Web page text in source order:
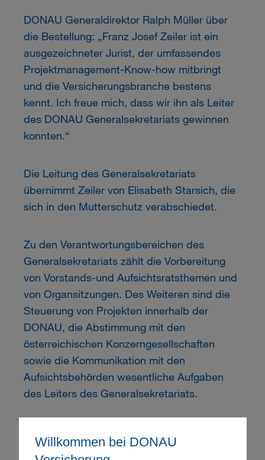
Willkommen bei DONAU
DONAU Generaldirektor Ralph Müller über
die Bestellung: „Franz Josef Zeiler ist ein
ausgezeichneter Jurist, der umfassendes
Projektmanagement-Know-how mitbringt
und die Versicherungsbranche bestens
kennt. Ich freue mich, dass wir ihn als Leiter
des DONAU Generalsekretariats gewinnen
konnten.“
Die Leitung des Generalsekretariats
übernimmt Zeiler von Elisabeth Starsich, die
sich in den Mutterschutz verabschiedet.
Zu den Verantwortungsbereichen des
Generalsekretariats zählt die Vorbereitung
von Vorstands-und Aufsichtsratsthemen und
von Organsitzungen. Des Weiteren sind die
Steuerung von Projekten innerhalb der
DONAU, die Abstimmung mit den
österreichischen Konzerngesellschaften
sowie die Kommunikation mit den
Aufsichtsbehörden wesentliche Aufgaben
des Leiters des Generalsekretariats.